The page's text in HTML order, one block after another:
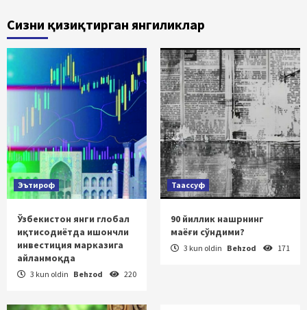
Сизни қизиқтирган янгиликлар
Эътироф
Ўзбекистон янги глобал
иқтисодиётда ишончли
инвестиция марказига
айланмоқда
3 kun oldin Behzod 220
Таассуф
90 йиллик нашрнинг
маёғи сўндими?
3 kun oldin Behzod 171